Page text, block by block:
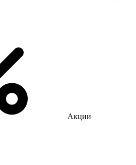
Акции